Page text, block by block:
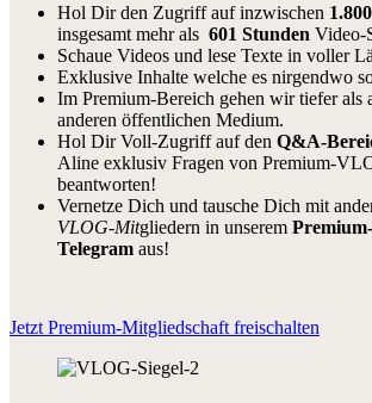
Hol Dir den Zugriff auf inzwischen
insgesamt mehr als 601 Stunden Video-
Schaue Videos und lese Texte in voller
Exklusive Inhalte welche es nirgendwo
Im Premium-Bereich gehen wir tiefer als
anderen öffentlichen Medium.
Hol Dir Voll-Zugriff auf den Q&A-
Aline exklusiv Fragen von Premium-
beantworten!
Vernetze Dich und tausche Dich mit
VLOG-Mitgliedern in unserem
Telegram aus!
Jetzt Premium-Mitgliedschaft freischalten